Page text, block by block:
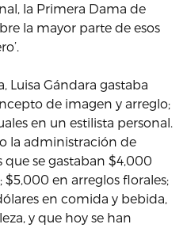
la Primera Dama de
la mayor parte de esos
Luisa Gándara gastaba
de imagen y arreglo;
en un estilista personal.
la administración de
que se gastaban $4,000
en arreglos florales;
en comida y bebida,
y que hoy se han